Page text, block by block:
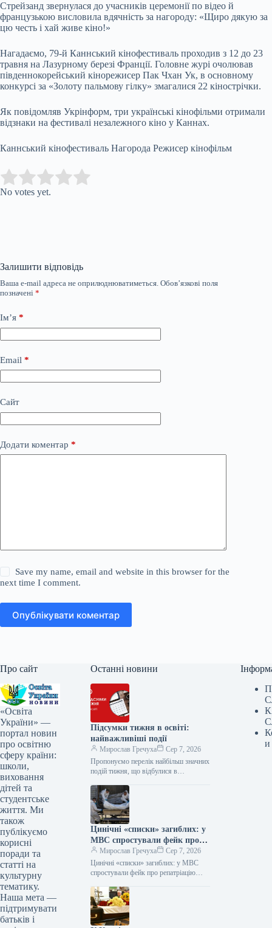
Стрейзанд звернулася до учасників церемонії по відео й
французькою висловила вдячність за нагороду: «Щиро дякую за
цю честь і хай живе кіно!»
Нагадаємо, 79-й Каннський кінофестиваль проходив з 12 до 23
травня на Лазурному березі Франції. Головне журі очолював
південнокорейський кінорежисер Пак Чхан Ук, в основному
конкурсі за «Золоту пальмову гілку» змагалися 22 кінострічки.
Як повідомляв Укрінформ, три українські кінофільми отримали
відзнаки на фестивалі незалежного кіно у Каннах.
Каннський кінофестиваль Нагорода Режисер кінофільм
Rate this item:
No votes yet.
Залишити відповідь
Ваша e-mail адреса не оприлюднюватиметься. Обов’язкові поля
позначені *
Ім’я *
Email *
Сайт
Додати коментар *
Save my name, email and website in this browser for the
next time I comment.
Опублікувати коментар
Про сайт
«Освіта
України» —
портал новин
про освітню
сферу країни:
школи,
виховання
дітей та
студентське
життя. Ми
також
публікуємо
корисні
поради та
статті на
культурну
тематику.
Наша мета —
підтримувати
батьків і
Останні новини
Підсумки тижня в освіті:
найважливіші події
Мирослав Гречуха
Сер 7, 2026
Пропонуємо перелік найбільш значних
подій тижня, що відбулися в
освіті: головні події 100 українських
вишів,…
Цинічні «списки» загиблих: у
МВС спростували фейк про
репатріацію 1210 тіл
військових
Мирослав Гречуха
Сер 7, 2026
Цинічні «списки» загиблих: у МВС
спростували фейк про репатріацію
Укрінформ У Міністерстві внутрішніх
справ спростовують…
и